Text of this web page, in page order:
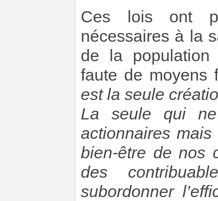
Ces lois ont
nécessaires à la
de la population
faute de moyens
est la seule
La seule qui
actionnaires
bien-être de nos
des
subordonner